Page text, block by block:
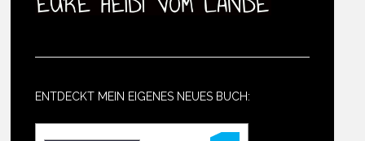
ENTDECKT MEIN EIGENES NEUES BUCH: